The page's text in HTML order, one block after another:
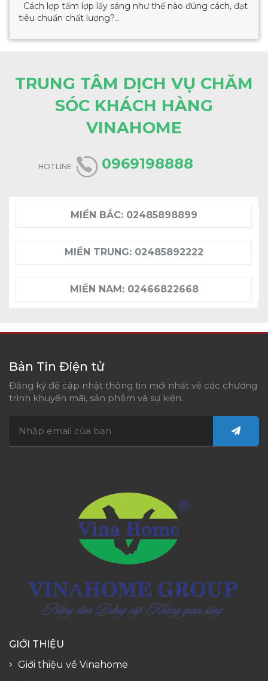
Cách lợp tấm lợp lấy sáng như thế nào đúng cách, đạt
tiêu chuẩn chất lượng?...
TRUNG TÂM DỊCH VỤ CHĂM
SÓC KHÁCH HÀNG
VINAHOME
HOTLINE 0969198888
MIỀN BẮC: 02485898899
MIỀN TRUNG: 02485892222
MIỀN NAM: 02466822668
Bản Tin Điện tử
Đăng ký để cập nhật thông tin mới nhất về các chương
trình khuyến mãi, sản phẩm và sự kiện.
GIỚI THIỆU
Giới thiệu về Vinahome